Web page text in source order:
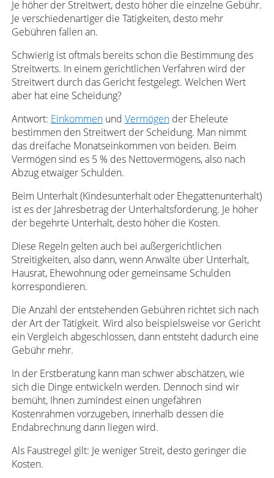
Je höher der Streitwert, desto höher die einzelne Gebühr.
Je verschiedenartiger die Tätigkeiten, desto mehr
Gebühren fallen an.
Schwierig ist oftmals bereits schon die Bestimmung des
Streitwerts. In einem gerichtlichen Verfahren wird der
Streitwert durch das Gericht festgelegt. Welchen Wert
aber hat eine Scheidung?
Antwort: Einkommenund Vermögender Eheleute
bestimmen den Streitwert der Scheidung. Man nimmt
das dreifache Monatseinkommen von beiden. Beim
Vermögen sind es 5 % des Nettovermögens, also nach
Abzug etwaiger Schulden.
Beim Unterhalt (Kindesunterhalt oder Ehegattenunterhalt)
ist es der Jahresbetrag der Unterhaltsforderung. Je höher
der begehrte Unterhalt, desto höher die Kosten.
Diese Regeln gelten auch bei außergerichtlichen
Streitigkeiten, also dann, wenn Anwälte über Unterhalt,
Hausrat, Ehewohnung oder gemeinsame Schulden
korrespondieren.
Die Anzahl der entstehenden Gebühren richtet sich nach
der Art der Tätigkeit. Wird also beispielsweise vor Gericht
ein Vergleich abgeschlossen, dann entsteht dadurch eine
Gebühr mehr.
In der Erstberatung kann man schwer abschätzen, wie
sich die Dinge entwickeln werden. Dennoch sind wir
bemüht, Ihnen zumindest einen ungefähren
Kostenrahmen vorzugeben, innerhalb dessen die
Endabrechnung dann liegen wird.
Als Faustregel gilt: Je weniger Streit, desto geringer die
Kosten.